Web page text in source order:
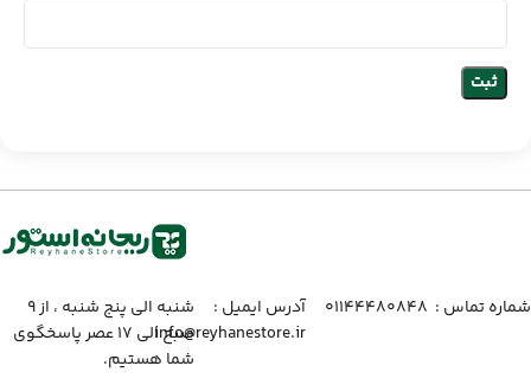
شماره تماس :‌ ۰۱۱۴۴۴۸۰۸۴۸
آدرس ایمیل :‌
info@reyhanestore.ir
شنبه الی پنج شنبه ، از ۹
صبح الی ۱۷ عصر پاسخگوی
شما هستیم.